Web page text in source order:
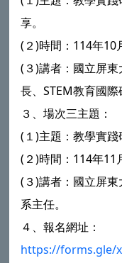
享。
(２)時間：114年10
(３)講者：國立屏
長、STEM教育國際
３、場次三主題：
(１)主題：教學實踐
(２)時間：114年11
(３)講者：國立屏
系主任。
４、報名網址：
https://forms.gle/